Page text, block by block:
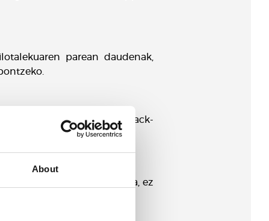
About
parean daudenak,
dira martxan, eta snack-
eta IBK Bikek babestua, ez